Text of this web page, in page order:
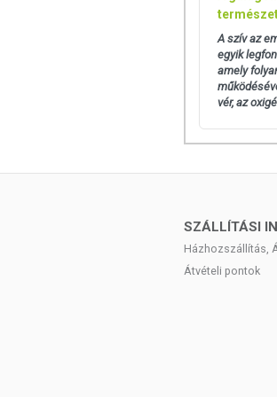
életmódot!
ajánlott
összetevők
A szív az
egyik
amely
vér, az
SZÁLLÍTÁSI
Házhozszállítás,
Átvételi pontok